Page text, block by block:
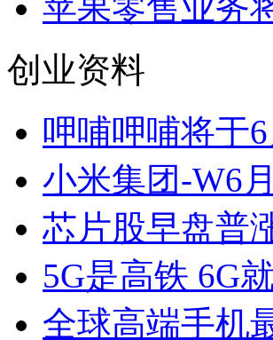
苹果零售业务
创业资料
呷哺呷哺将于
小米集团-W6
芯片股早盘普
5G是高铁 6G
全球高端手机